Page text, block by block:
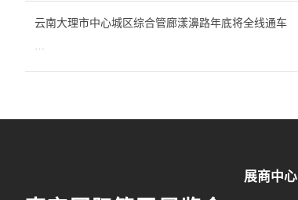
云南大理市中心城区综合管廊漾濞路年底将全线通车
展商中心